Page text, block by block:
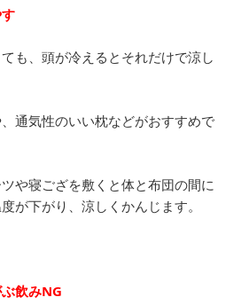
も、頭が冷えるとそれだけで涼し
通気性のいい枕などがおすすめで
や寝ござを敷くと体と布団の間に
が下がり、涼しくかんじます。
飲みNG